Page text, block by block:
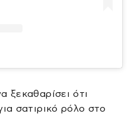
ξεκαθαρίσει ότι
σατιρικό ρόλο στο